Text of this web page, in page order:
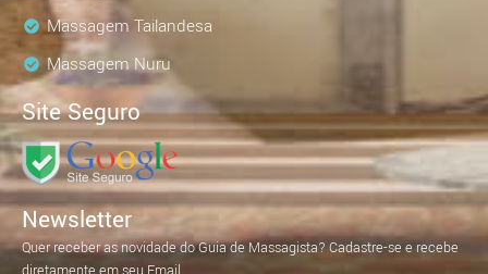
Massagem Tailandesa
Massagem Nuru
Site Seguro
Newsletter
Quer receber as novidade do Guia de Massagista? Cadastre-se e recebe